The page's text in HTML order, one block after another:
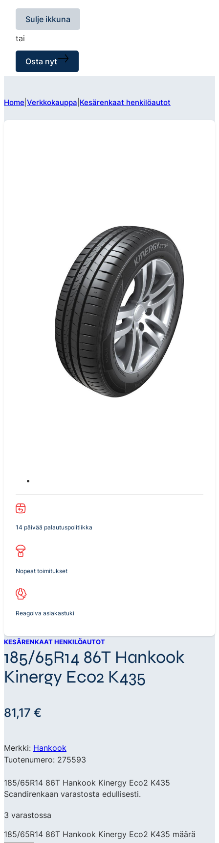
Sulje ikkuna
tai
Osta nyt
Home Verkkokauppa Kesärenkaat henkilöautot
14 päivää palautuspolitiikka
Nopeat toimitukset
Reagoiva asiakastuki
KESÄRENKAAT HENKILÖAUTOT
185/65R14 86T Hankook
Kinergy Eco2 K435
81,17 €
Merkki: Hankook
Tuotenumero: 275593
185/65R14 86T Hankook Kinergy Eco2 K435
Scandirenkaan varastosta edullisesti.
3 varastossa
185/65R14 86T Hankook Kinergy Eco2 K435 määrä